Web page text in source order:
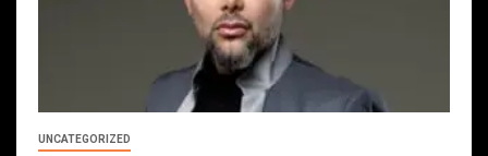
UNCATEGORIZED